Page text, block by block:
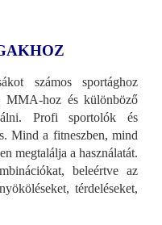
számos sportághoz
MMA-hoz és különböző
Profi sportolók és
Mind a fitneszben, mind
megtalálja a használatát.
beleértve az
térdeléseket,